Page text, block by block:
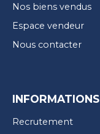
Nos biens vendus
Espace vendeur
Nous contacter
INFORMATIONS
Recrutement